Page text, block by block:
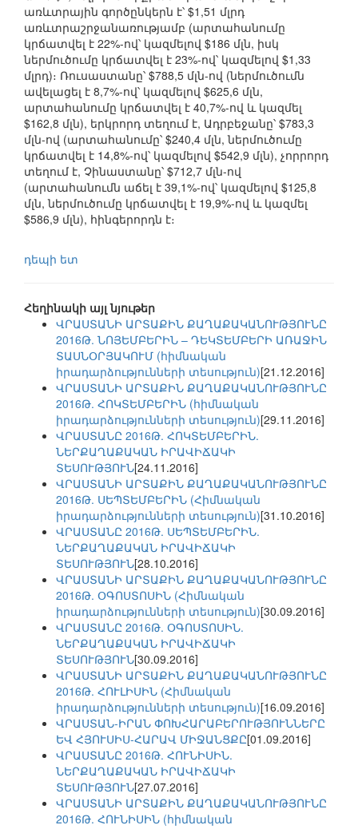
առևտրային գործընկերն է՝ $1,51 մլրդ
առևտրաշրջանառությամբ (արտահանումը
կրճատվել է 22%-ով՝ կազմելով $186 մլն, իսկ
ներմուծումը կրճատվել է 23%-ով՝ կազմելով $1,33
մլրդ)։ Ռուսաստանը՝ $788,5 մլն-ով (ներմուծումն
ավելացել է 8,7%-ով՝ կազմելով $625,6 մլն,
արտահանումը կրճատվել է 40,7%-ով և կազմել
$162,8 մլն), երկրորդ տեղում է, Ադրբեջանը՝ $783,3
մլն-ով (արտահանումը՝ $240,4 մլն, ներմուծումը
կրճատվել է 14,8%-ով՝ կազմելով $542,9 մլն), չորրորդ
տեղում է, Չինաստանը՝ $712,7 մլն-ով
(արտահանումն աճել է 39,1%-ով՝ կազմելով $125,8
մլն, ներմուծումը կրճատվել է 19,9%-ով և կազմել
$586,9 մլն), հինգերորդն է։
դեպի ետ
Հեղինակի այլ նյութեր
ՎՐԱՍՏԱՆԻ ԱՐՏԱՔԻՆ ՔԱՂԱՔԱԿԱՆՈՒԹՅՈՒՆԸ
2016Թ. ՆՈՅԵՄԲԵՐԻՆ – ԴԵԿՏԵՄԲԵՐԻ ԱՌԱՋԻՆ
ՏԱՍՆՕՐՅԱԿՈՒՄ (հիմնական
իրադարձությունների տեսություն)[21.12.2016]
ՎՐԱՍՏԱՆԻ ԱՐՏԱՔԻՆ ՔԱՂԱՔԱԿԱՆՈՒԹՅՈՒՆԸ
2016Թ. ՀՈԿՏԵՄԲԵՐԻՆ (հիմնական
իրադարձությունների տեսություն)[29.11.2016]
ՎՐԱՍՏԱՆԸ 2016Թ. ՀՈԿՏԵՄԲԵՐԻՆ.
ՆԵՐՔԱՂԱՔԱԿԱՆ ԻՐԱՎԻՃԱԿԻ
ՏԵՍՈՒԹՅՈՒՆ[24.11.2016]
ՎՐԱՍՏԱՆԻ ԱՐՏԱՔԻՆ ՔԱՂԱՔԱԿԱՆՈՒԹՅՈՒՆԸ
2016Թ. ՍԵՊՏԵՄԲԵՐԻՆ (Հիմնական
իրադարձությունների տեսություն)[31.10.2016]
ՎՐԱՍՏԱՆԸ 2016Թ. ՍԵՊՏԵՄԲԵՐԻՆ.
ՆԵՐՔԱՂԱՔԱԿԱՆ ԻՐԱՎԻՃԱԿԻ
ՏԵՍՈՒԹՅՈՒՆ[28.10.2016]
ՎՐԱՍՏԱՆԻ ԱՐՏԱՔԻՆ ՔԱՂԱՔԱԿԱՆՈՒԹՅՈՒՆԸ
2016Թ. ՕԳՈՍՏՈՍԻՆ (Հիմնական
իրադարձությունների տեսություն)[30.09.2016]
ՎՐԱՍՏԱՆԸ 2016Թ. ՕԳՈՍՏՈՍԻՆ.
ՆԵՐՔԱՂԱՔԱԿԱՆ ԻՐԱՎԻՃԱԿԻ
ՏԵՍՈՒԹՅՈՒՆ[30.09.2016]
ՎՐԱՍՏԱՆԻ ԱՐՏԱՔԻՆ ՔԱՂԱՔԱԿԱՆՈՒԹՅՈՒՆԸ
2016Թ. ՀՈՒԼԻՍԻՆ (Հիմնական
իրադարձությունների տեսություն)[16.09.2016]
ՎՐԱՍՏԱՆ-ԻՐԱՆ ՓՈԽՀԱՐԱԲԵՐՈՒԹՅՈՒՆՆԵՐԸ
ԵՎ ՀՅՈՒՍԻՍ-ՀԱՐԱՎ ՄԻՋԱՆՑՔԸ[01.09.2016]
ՎՐԱՍՏԱՆԸ 2016Թ. ՀՈՒՆԻՍԻՆ.
ՆԵՐՔԱՂԱՔԱԿԱՆ ԻՐԱՎԻՃԱԿԻ
ՏԵՍՈՒԹՅՈՒՆ[27.07.2016]
ՎՐԱՍՏԱՆԻ ԱՐՏԱՔԻՆ ՔԱՂԱՔԱԿԱՆՈՒԹՅՈՒՆԸ
2016Թ. ՀՈՒՆԻՍԻՆ (հիմնական